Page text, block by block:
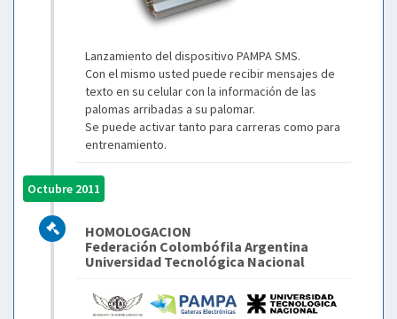
Lanzamiento del dispositivo PAMPA SMS.
Con el mismo usted puede recibir mensajes de
texto en su celular con la información de las
palomas arribadas a su palomar.
Se puede activar tanto para carreras como para
entrenamiento.
Octubre 2011
HOMOLOGACION
Federación Colombófila Argentina
Universidad Tecnológica Nacional